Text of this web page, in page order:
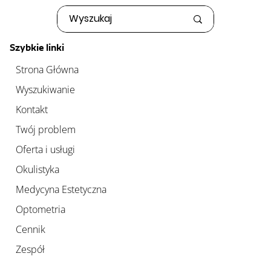
Szybkie linki
Strona Główna
Wyszukiwanie
Kontakt
Twój problem
Oferta i usługi
Okulistyka
Medycyna Estetyczna
Optometria
Cennik
Zespół